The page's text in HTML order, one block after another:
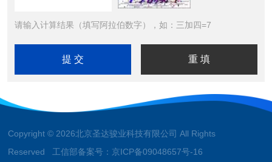
请输入计算结果（填写阿拉伯数字），如：三加四=7
Copyright © 2026北京圣达骏业科技有限公司 All Rights
Reserved 工信部备案号： 京ICP备09048657号-16